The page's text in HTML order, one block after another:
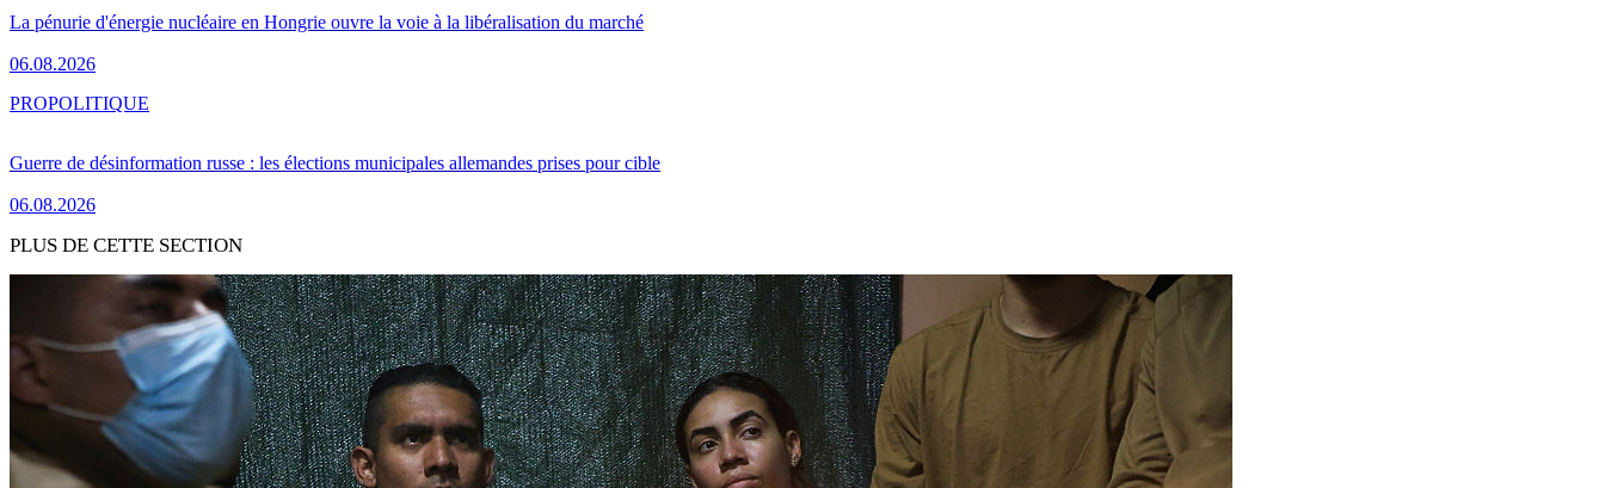
La pénurie d'énergie nucléaire en Hongrie ouvre la voie à la libéralisation du marché
06.08.2026
Guerre de désinformation russe : les élections municipales allemandes prises pour cible
06.08.2026
PROPOLITIQUE
PLUS DE CETTE SECTION